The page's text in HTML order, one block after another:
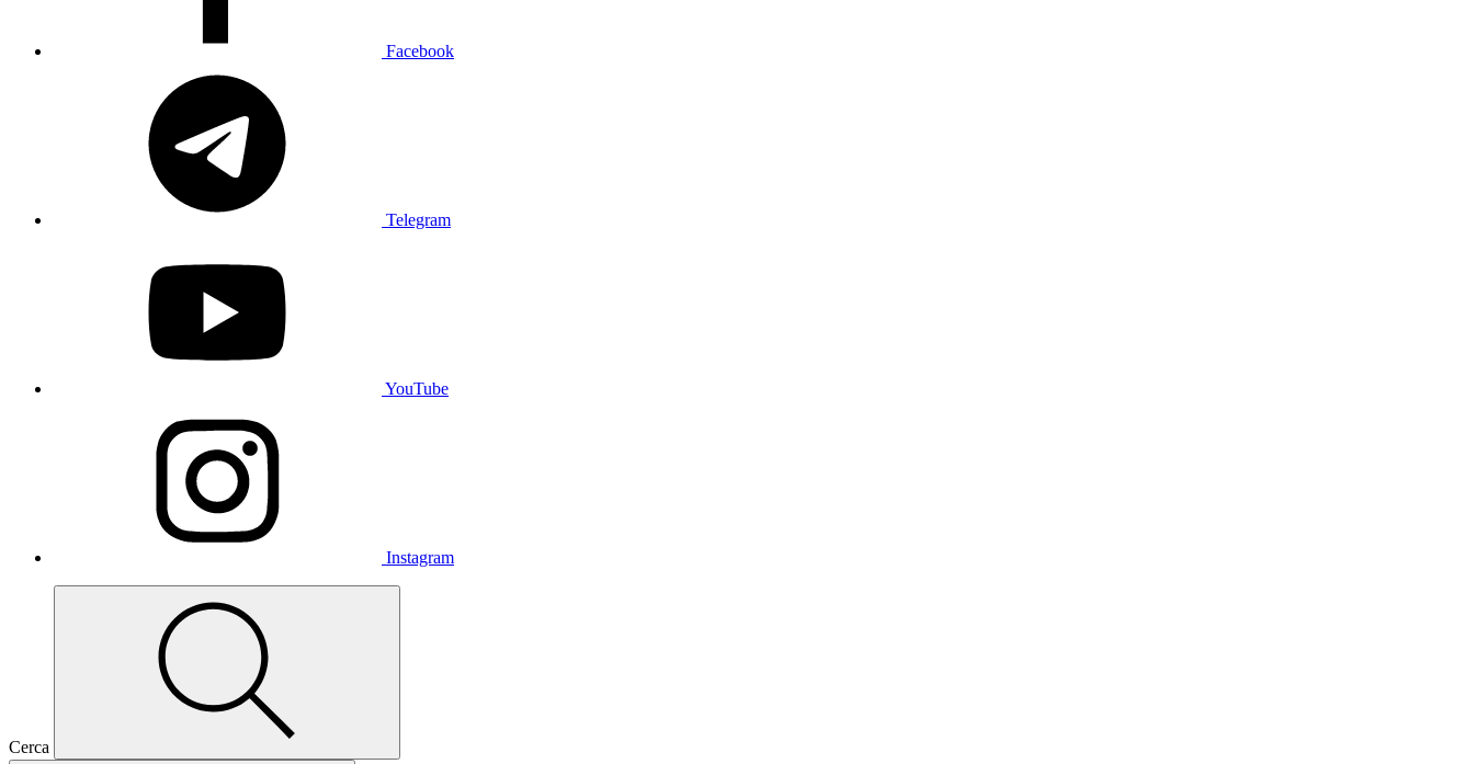
Facebook
Telegram
YouTube
Instagram
Cerca